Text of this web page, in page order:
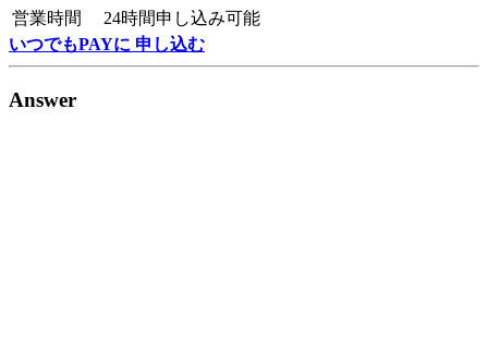
営業時間
24時間申し込み可能
いつでもPAYに 申し込む
Answer